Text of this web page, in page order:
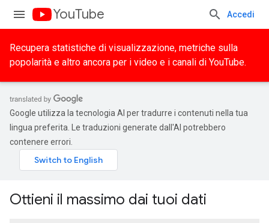
YouTube Accedi
Recupera statistiche di visualizzazione, metriche sulla
popolarità e altro ancora per i video e i canali di YouTube.
Google utilizza la tecnologia AI per tradurre i contenuti nella tua
lingua preferita. Le traduzioni generate dall'AI potrebbero
contenere errori.
Ottieni il massimo dai tuoi dati